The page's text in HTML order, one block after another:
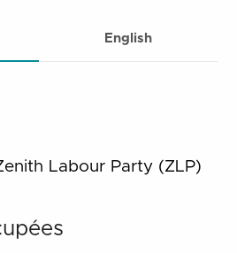
English
Labour Party (ZLP)